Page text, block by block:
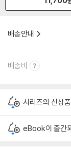
배송안내
배송비
시리즈의 신상
eBook이 출간